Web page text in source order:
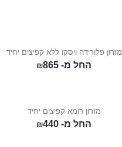
מזרון פלורידה ויסקו ללא קפיצים יחיד
החל מ- ₪865
מזרון רומא קפיצים יחיד
החל מ- ₪440